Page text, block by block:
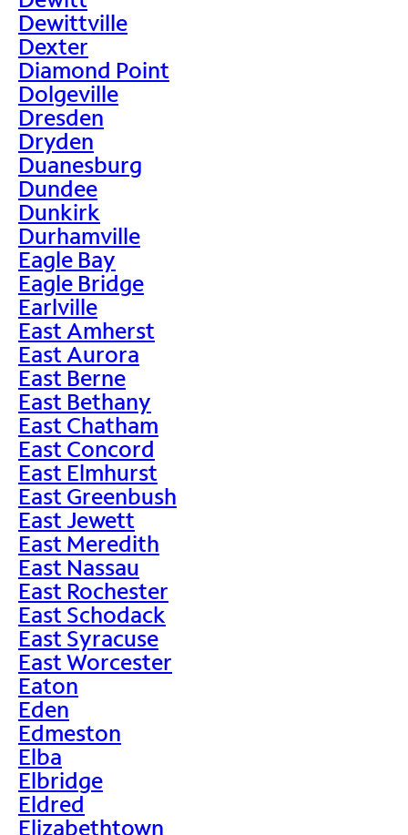
Dewittville
Dexter
Diamond Point
Dolgeville
Dresden
Dryden
Duanesburg
Dundee
Dunkirk
Durhamville
Eagle Bay
Eagle Bridge
Earlville
East Amherst
East Aurora
East Berne
East Bethany
East Chatham
East Concord
East Elmhurst
East Greenbush
East Jewett
East Meredith
East Nassau
East Rochester
East Schodack
East Syracuse
East Worcester
Eaton
Eden
Edmeston
Elba
Elbridge
Eldred
Elizabethtown